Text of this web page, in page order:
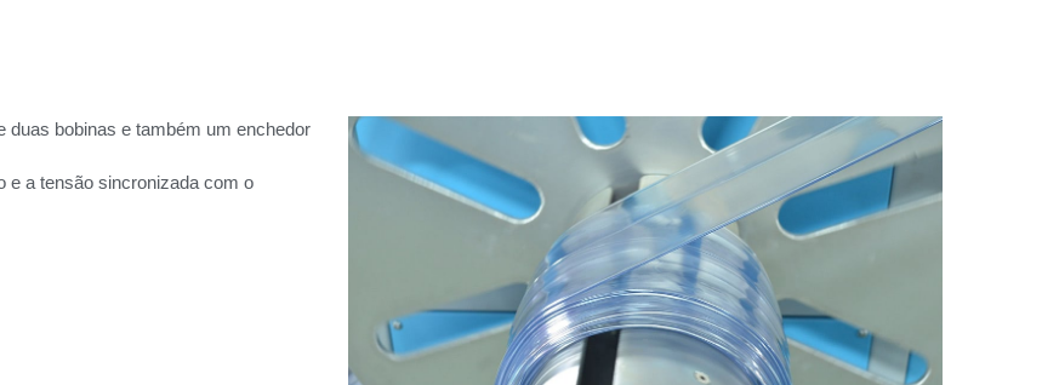
duas bobinas e também um enchedor
e a tensão sincronizada com o